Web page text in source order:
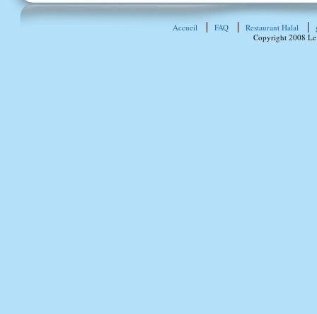
Accueil FAQ Restaurant Halal
Copyright 2008